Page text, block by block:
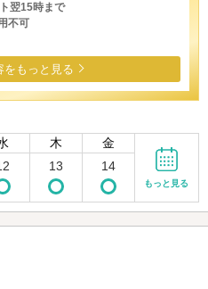
翌15時まで
不可
をもっと見る
木 金
13 14
もっと見る